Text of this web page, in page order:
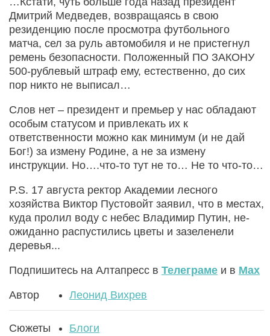
Дмитрий Медведев, возвращаясь в свою
резиденцию после просмотра футбольного
матча, сел за руль автомобиля и не пристегнул
ремень безопасности. Положенный ПО ЗАКОНУ
500-рублевый штраф ему, естественно, до сих
пор никто не выписал…
Слов нет – президент и премьер у нас обладают
особым статусом и привлекать их к
ответственности можно как минимум (и не дай
Бог!) за измену Родине, а не за измену
инструкции. Но….что-то тут не то… Не то что-то…
P.S. 17 августа ректор Академии лесного
хозяйства Виктор Пустовойт заявил, что в местах,
куда пролил воду с небес Владимир Путин, не­
ожиданно распустились цветы и зазеленели
деревья...
Подпишитесь на Алтапресс в Телеграме и в Max
Автор Леонид Вихрев
Сюжеты Блоги